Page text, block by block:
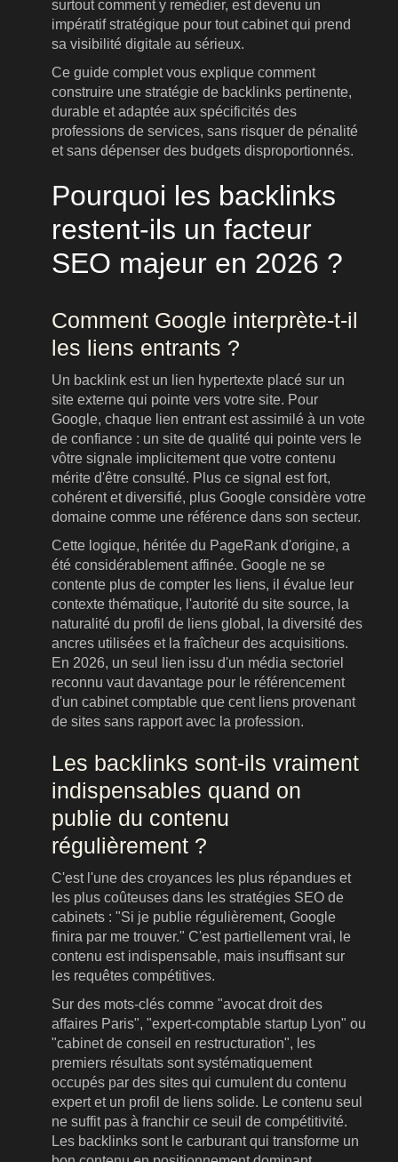
surtout comment y remédier, est devenu un
impératif stratégique pour tout cabinet qui prend
sa visibilité digitale au sérieux.
Ce guide complet vous explique comment
construire une stratégie de backlinks pertinente,
durable et adaptée aux spécificités des
professions de services, sans risquer de pénalité
et sans dépenser des budgets disproportionnés.
Pourquoi les backlinks
restent-ils un facteur
SEO majeur en 2026 ?
Comment Google interprète-t-il
les liens entrants ?
Un backlink est un lien hypertexte placé sur un
site externe qui pointe vers votre site. Pour
Google, chaque lien entrant est assimilé à un vote
de confiance : un site de qualité qui pointe vers le
vôtre signale implicitement que votre contenu
mérite d'être consulté. Plus ce signal est fort,
cohérent et diversifié, plus Google considère votre
domaine comme une référence dans son secteur.
Cette logique, héritée du PageRank d'origine, a
été considérablement affinée. Google ne se
contente plus de compter les liens, il évalue leur
contexte thématique, l'autorité du site source, la
naturalité du profil de liens global, la diversité des
ancres utilisées et la fraîcheur des acquisitions.
En 2026, un seul lien issu d'un média sectoriel
reconnu vaut davantage pour le référencement
d'un cabinet comptable que cent liens provenant
de sites sans rapport avec la profession.
Les backlinks sont-ils vraiment
indispensables quand on
publie du contenu
régulièrement ?
C'est l'une des croyances les plus répandues et
les plus coûteuses dans les stratégies SEO de
cabinets : "Si je publie régulièrement, Google
finira par me trouver." C'est partiellement vrai, le
contenu est indispensable, mais insuffisant sur
les requêtes compétitives.
Sur des mots-clés comme "avocat droit des
affaires Paris", "expert-comptable startup Lyon" ou
"cabinet de conseil en restructuration", les
premiers résultats sont systématiquement
occupés par des sites qui cumulent du contenu
expert et un profil de liens solide. Le contenu seul
ne suffit pas à franchir ce seuil de compétitivité.
Les backlinks sont le carburant qui transforme un